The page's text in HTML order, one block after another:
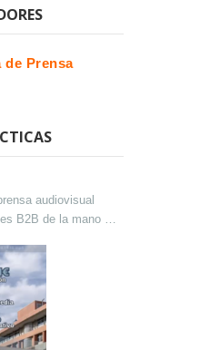
de Prensa
audiovisual
B2B de la mano de